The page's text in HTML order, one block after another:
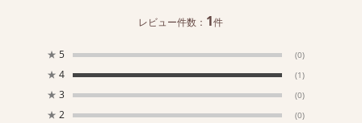
レビュー件数： 1件
★ 5 (0)
★ 4 (1)
★ 3 (0)
★ 2 (0)